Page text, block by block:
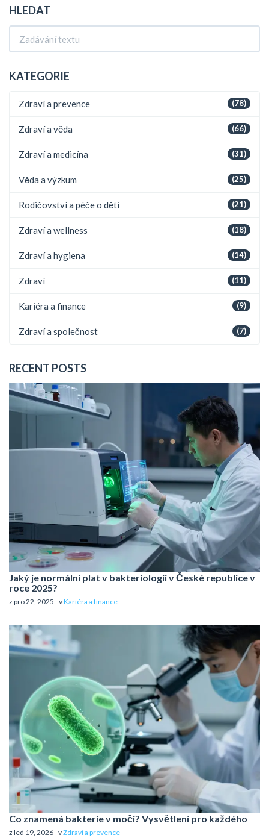
HLEDAT
KATEGORIE
(78)
Zdraví a prevence
(66)
Zdraví a věda
(31)
Zdraví a medicína
(25)
Věda a výzkum
(21)
Rodičovství a péče o děti
(18)
Zdraví a wellness
(14)
Zdraví a hygiena
(11)
Zdraví
(9)
Kariéra a finance
(7)
Zdraví a společnost
RECENT POSTS
Jaký je normální plat v bakteriologii v České republice v
roce 2025?
z pro 22, 2025 - vKariéra a finance
Co znamená bakterie v moči? Vysvětlení pro každého
z led 19, 2026 - vZdraví a prevence